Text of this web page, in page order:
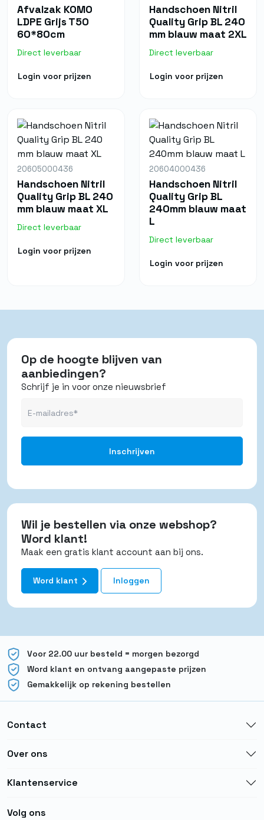
Afvalzak KOMO
LDPE Grijs T50
60*80cm
Direct leverbaar
Login voor prijzen
Handschoen Nitril
Quality Grip BL 240
mm blauw maat 2XL
Direct leverbaar
Login voor prijzen
20605000436
Handschoen Nitril
Quality Grip BL 240
mm blauw maat XL
Direct leverbaar
Login voor prijzen
20604000436
Handschoen Nitril
Quality Grip BL
240mm blauw maat
L
Direct leverbaar
Login voor prijzen
Op de hoogte blijven van
aanbiedingen?
Schrijf je in voor onze nieuwsbrief
Wil je bestellen via onze webshop?
Word klant!
Maak een gratis klant account aan bij ons.
Word klant Inloggen
Voor 22.00 uur besteld = morgen bezorgd
Word klant en ontvang aangepaste prijzen
Gemakkelijk op rekening bestellen
Contact
Over ons
Klantenservice
Volg ons